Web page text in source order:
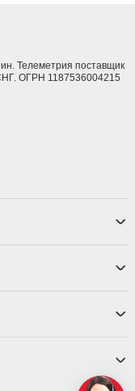
Телеметрия поставщик
ОГРН 1187536004215